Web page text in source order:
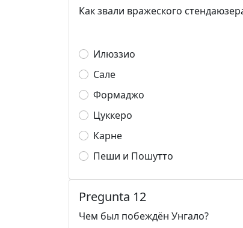
Как звали вражеского
Илюззио
Сале
Формаджо
Цуккеро
Карне
Пеши и Пошутто
Pregunta 12
Чем был побеждён Унгало?